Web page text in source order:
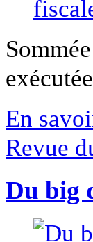
En
Revue
Du big